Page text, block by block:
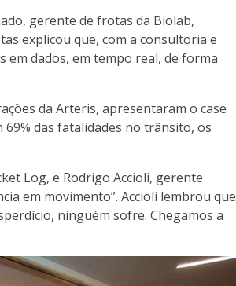
gerente de frotas da Biolab,
explicou que, com a consultoria e
em dados, em tempo real, de forma
da Arteris, apresentaram o case
69% das fatalidades no trânsito, os
Log, e Rodrigo Accioli, gerente
em movimento”. Accioli lembrou que
ninguém sofre. Chegamos a